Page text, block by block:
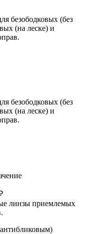
безободковых (без
(на леске) и
безободковых (без
(на леске) и
линзы приемлемых